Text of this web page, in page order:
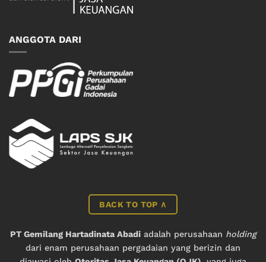
ANGGOTA DARI
BACK TO TOP ∧
PT Gemilang Hartadinata Abadiadalah perusahaan holding
dari enam perusahaan pergadaian yang berizin dan